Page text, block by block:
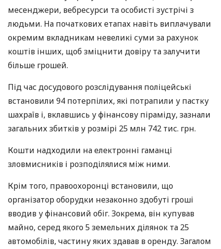
месенджери, вебресурси та особисті зустрічі з
людьми. На початкових етапах навіть виплачували
окремим вкладникам невеликі суми за рахунок
коштів інших, щоб зміцнити довіру та залучити
більше грошей.
Під час досудового розслідування поліцейські
встановили 94 потерпілих, які потрапили у пастку
шахраїв і, вклавшись у фінансову піраміду, зазнали
загальних збитків у розмірі 25 млн 742 тис. грн.
Кошти надходили на електронні гаманці
зловмисників і розподілялися між ними.
Крім того, правоохоронці встановили, що
організатор оборудки незаконно здобуті гроші
вводив у фінансовий обіг. Зокрема, він купував
майно, серед якого 5 земельних ділянок та 25
автомобілів, частину яких здавав в оренду. Загалом